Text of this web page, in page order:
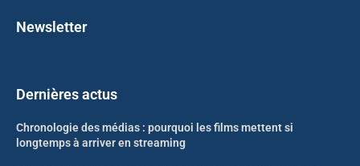
Newsletter
Dernières actus
Chronologie des médias : pourquoi les films mettent si
longtemps à arriver en streaming